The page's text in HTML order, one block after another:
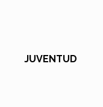
JUVENTUD